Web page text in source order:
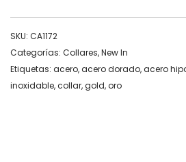
SKU: CA1172
Categorías: Collares,New In
Etiquetas: acero,acero dorado,acero
inoxidable,collar,gold,oro